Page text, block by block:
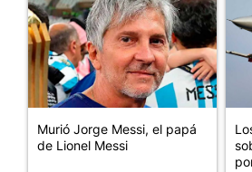
Murió Jorge Messi, el papá
de Lionel Messi